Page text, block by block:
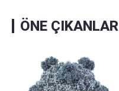
ÖNE ÇIKANLAR